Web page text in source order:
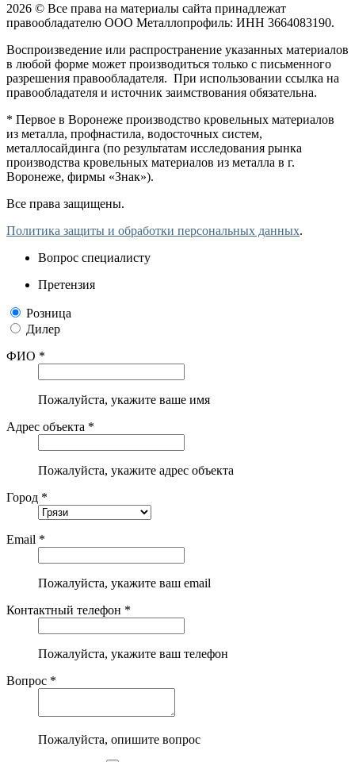
2026 © Все права на материалы сайта принадлежат
правообладателю ООО Металлопрофиль: ИНН 3664083190.
Воспроизведение или распространение указанных материалов
в любой форме может производиться только с письменного
разрешения правообладателя. При использовании ссылка на
правообладателя и источник заимствования обязательна.
* Первое в Воронеже производство кровельных материалов
из металла, профнастила, водосточных систем,
металлосайдинга (по результатам исследования рынка
производства кровельных материалов из металла в г.
Воронеже, фирмы «Знак»).
Все права защищены.
Политика защиты и обработки персональных данных.
Вопрос специалисту
Претензия
Розница
Дилер
ФИО *
Пожалуйста, укажите ваше имя
Адрес объекта *
Пожалуйста, укажите адрес объекта
Город *
Email *
Пожалуйста, укажите ваш email
Контактный телефон *
Пожалуйста, укажите ваш телефон
Вопрос *
Пожалуйста, опишите вопрос